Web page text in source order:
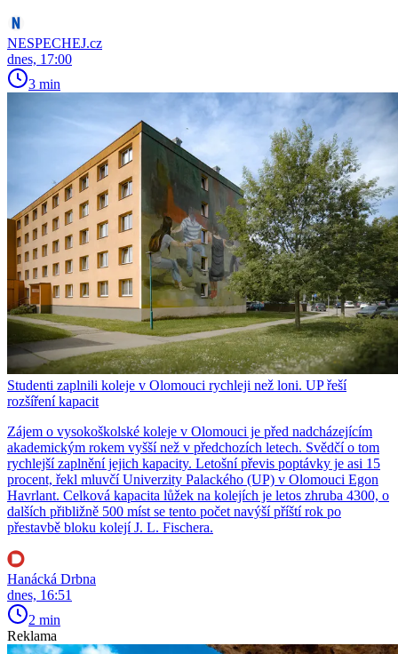
NESPECHEJ.cz
dnes, 17:00
3 min
Studenti zaplnili koleje v Olomouci rychleji než loni. UP řeší
rozšíření kapacit
Zájem o vysokoškolské koleje v Olomouci je před nadcházejícím
akademickým rokem vyšší než v předchozích letech. Svědčí o tom
rychlejší zaplnění jejich kapacity. Letošní převis poptávky je asi 15
procent, řekl mluvčí Univerzity Palackého (UP) v Olomouci Egon
Havrlant. Celková kapacita lůžek na kolejích je letos zhruba 4300, o
dalších přibližně 500 míst se tento počet navýší příští rok po
přestavbě bloku kolejí J. L. Fischera.
Hanácká Drbna
dnes, 16:51
2 min
Reklama